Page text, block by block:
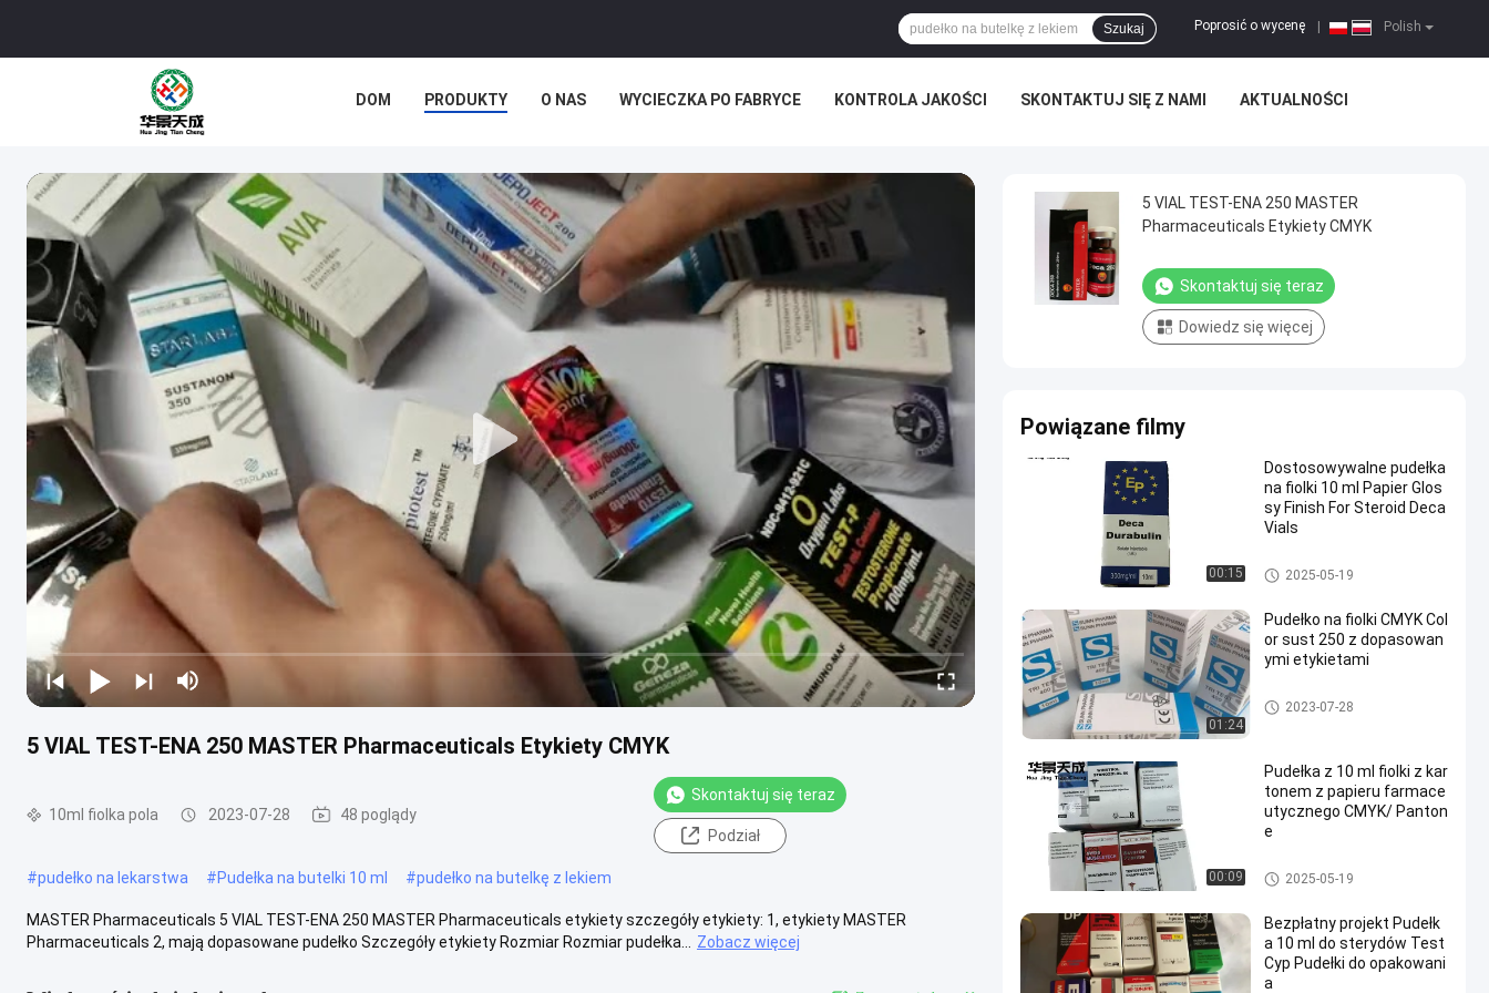
Polish
Poprosić o wycenę
Szukaj
DOM PRODUKTY O NAS WYCIECZKA PO FABRYCE KONTROLA JAKOŚCI SKONTAKTUJ SIĘ Z NAMI AKTUALNOŚCI
5 VIAL TEST-ENA 250 MASTER Pharmaceuticals Etykiety CMYK
10ml fiolka pola 2023-07-28 48 poglądy
Skontaktuj się teraz
Podział
#pudełko na lekarstwa #Pudełka na butelki 10 ml #pudełko na butelkę z lekiem
MASTER Pharmaceuticals 5 VIAL TEST-ENA 250 MASTER Pharmaceuticals etykiety​ szczegóły etykiety: 1, etykiety MASTER
Pharmaceuticals 2, mają dopasowane pudełko Szczegóły etykiety Rozmiar Rozmiar pudełka...
Zobacz więcej
5 VIAL TEST-ENA 250 MASTER
Pharmaceuticals Etykiety CMYK
Skontaktuj się teraz
Dowiedz się więcej
Powiązane filmy
00:15
Dostosowywalne pudełka
na fiolki 10 ml Papier Glos
sy Finish For Steroid Deca
Vials
10ml fiolka pola
2025-05-19
01:24
Pudełko na fiolki CMYK Col
or sust 250 z dopasowan
ymi etykietami
10ml fiolka pola
2023-07-28
00:09
Pudełka z 10 ml fiolki z kar
tonem z papieru farmace
utycznego CMYK/ Panton
e
10ml fiolka pola
2025-05-19
Bezpłatny projekt Pudełk
a 10 ml do sterydów Test
Cyp Pudełki do opakowani
a